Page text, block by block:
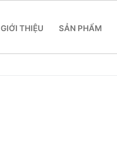
GIỚI THIỆU SẢN PHẨM